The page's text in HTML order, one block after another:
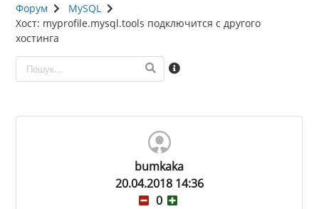
Форум
MySQL
Хост: myprofile.mysql.tools подключится с другого
хостинга
bumkaka
20.04.2018 14:36
0